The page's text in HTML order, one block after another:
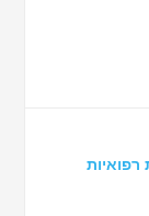
רפואיות